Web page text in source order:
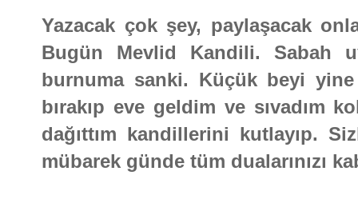
Yazacak çok şey, paylaşacak
Bugün Mevlid Kandili. Sabah
burnuma sanki. Küçük beyi
bırakıp eve geldim ve sıvadım
dağıttım kandillerini kutlayıp.
mübarek günde tüm dualarınızı